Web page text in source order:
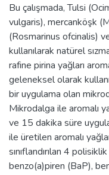
Bu çalışmada, Tulsi
vulgaris), mercanköşk
(Rosmarinus ofcinalis)
kullanılarak natürel
rafine pirina yağları
geleneksel olarak
bir uygulama olan
Mikrodalga ile aromalı
ve 15 dakika süre
ile üretilen aromalı
sınıflandırılan 4
benzo(a)piren (BaP),